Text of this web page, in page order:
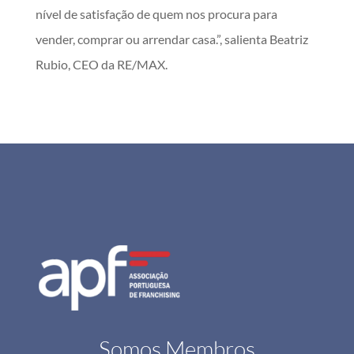
nível de satisfação de quem nos procura para
vender, comprar ou arrendar casa.”, salienta Beatriz
Rubio, CEO da RE/MAX.
Somos Membros